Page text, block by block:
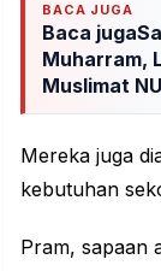
BACA JUGA
Baca
Muharram,
Muslimat
Mereka juga
kebutuhan
Pram, sapaan